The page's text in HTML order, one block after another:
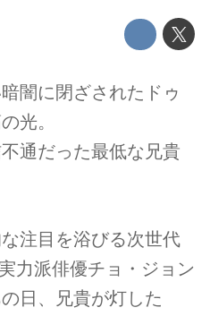
闇に閉ざされたドゥ
光。
通だった最低な兄貴
注目を浴びる次世代
力派俳優チョ・ジョン
日、兄貴が灯した